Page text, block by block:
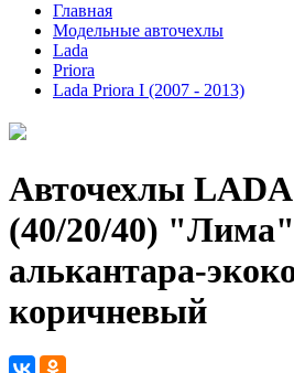
Главная
Модельные авточехлы
Lada
Priora
Lada Priora I (2007 - 2013)
Авточехлы
(40/20/40) "Лима"
алькантара-
коричневый